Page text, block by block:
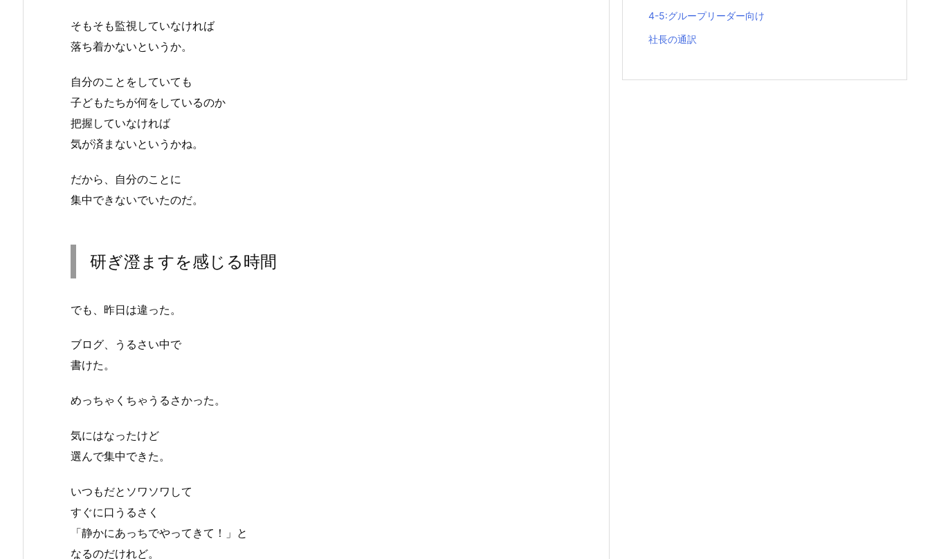
そもそも監視していなければ
落ち着かないというか。
自分のことをしていても
子どもたちが何をしているのか
把握していなければ
気が済まないというかね。
だから、自分のことに
集中できないでいたのだ。
研ぎ澄ますを感じる時間
でも、昨日は違った。
ブログ、うるさい中で
書けた。
めっちゃくちゃうるさかった。
気にはなったけど
選んで集中できた。
いつもだとソワソワして
すぐに口うるさく
「静かにあっちでやってきて！」と
なるのだけれど。
4-5:グループリーダー向け
社長の通訳